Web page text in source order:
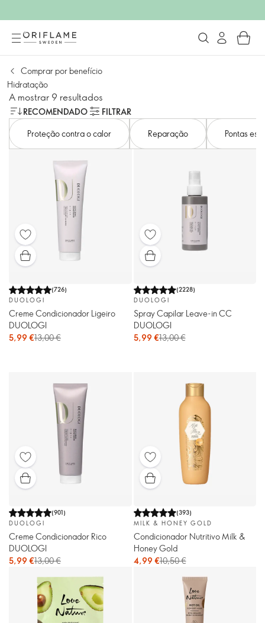
Comprar por benefício
Hidratação
A mostrar 9 resultados
RECOMENDADO
FILTRAR
Proteção contra o calor
Reparação Pontas
(726)
DUOLOGI
Creme Condicionador Ligeiro
DUOLOGI
5,99 €13,00 €
(2228)
DUOLOGI
Spray Capilar Leave-in CC
DUOLOGI
5,99 €13,00 €
(901)
DUOLOGI
Creme Condicionador Rico
DUOLOGI
5,99 €13,00 €
(393)
MILK & HONEY GOLD
Condicionador Nutritivo Milk &
Honey Gold
4,99 €10,50 €